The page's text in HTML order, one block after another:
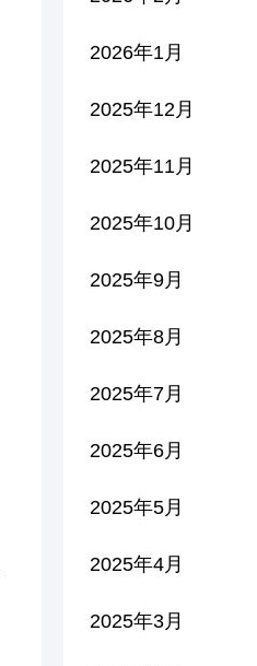
2026年1月
2025年12月
2025年11月
2025年10月
2025年9月
2025年8月
2025年7月
2025年6月
2025年5月
2025年4月
2025年3月